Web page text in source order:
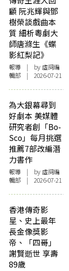
顧 阮兆輝與鄧
樹榮談戲曲本
質 細析粵劇大
師唐滌生《蝶
影紅梨記》
報導 | by 虛詞編
輯部 | 2026-07-21
為大銀幕尋到
好劇本 美媒體
研究者創「Bo-
Sco」每月挑選
推薦7部改編潛
力書作
報導 | by 虛詞編
輯部 | 2026-07-21
香港傳奇影
星、史上最年
長金像獎影
帝、「四哥」
謝賢逝世 享壽
89歲